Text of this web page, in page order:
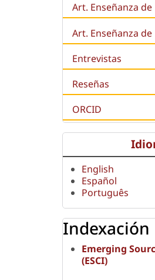
Art. Enseñanza
Art. Enseñanza
Entrevistas
Reseñas
ORCID
English
Español
Português
Indexación
Emerging
(ESCI)